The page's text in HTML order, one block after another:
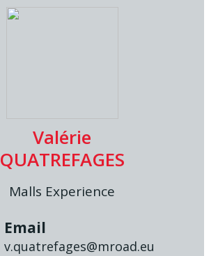
Valérie
QUATREFAGES
Malls Experience
Email
v.quatrefages@mroad.eu